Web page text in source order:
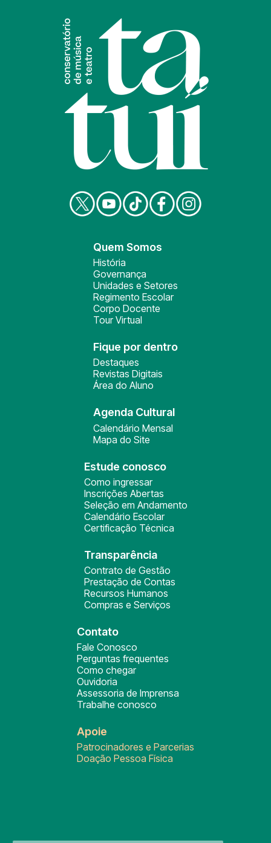
Quem Somos
História
Governança
Unidades e Setores
Regimento Escolar
Corpo Docente
Tour Virtual
Fique por dentro
Destaques
Revistas Digitais
Área do Aluno
Agenda Cultural
Calendário Mensal
Mapa do Site
Estude conosco
Como ingressar
Inscrições Abertas
Seleção em Andamento
Calendário Escolar
Certificação Técnica
Transparência
Contrato de Gestão
Prestação de Contas
Recursos Humanos
Compras e Serviços
Contato
Fale Conosco
Perguntas frequentes
Como chegar
Ouvidoria
Assessoria de Imprensa
Trabalhe conosco
Apoie
Patrocinadores e Parcerias
Doação Pessoa Física